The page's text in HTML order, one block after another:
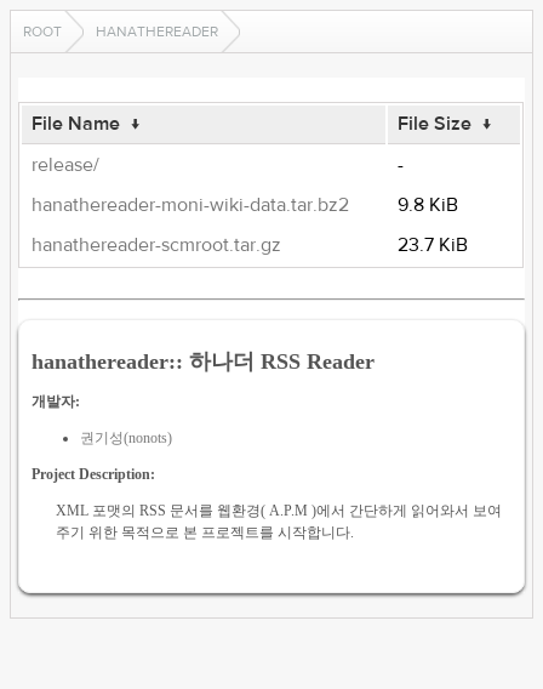
ROOT HANATHEREADER
File Name ↓ File Size ↓
release/
-
hanathereader-moni-wiki-data.tar.bz2
9.8 KiB
hanathereader-scmroot.tar.gz
23.7 KiB
hanathereader:: 하나더 RSS Reader
개발자:
권기성(nonots)
Project Description:
XML 포맷의 RSS 문서를 웹환경( A.P.M )에서 간단하게 읽어와서 보여
주기 위한 목적으로 본 프로젝트를 시작합니다.